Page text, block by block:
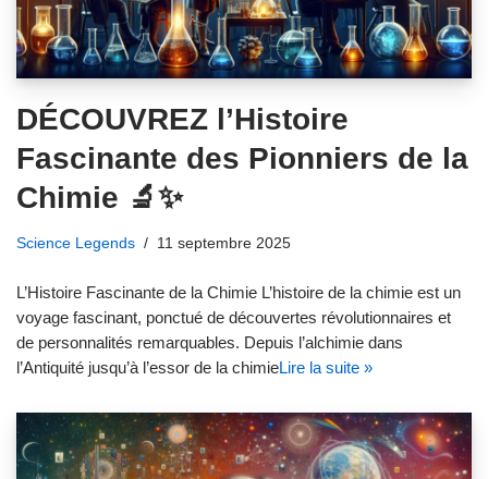
DÉCOUVREZ l’Histoire
Fascinante des Pionniers de la
Chimie 🔬✨
Science Legends 11 septembre 2025
L’Histoire Fascinante de la Chimie L’histoire de la chimie est un
voyage fascinant, ponctué de découvertes révolutionnaires et
de personnalités remarquables. Depuis l’alchimie dans
l’Antiquité jusqu’à l’essor de la chimieLire la suite »